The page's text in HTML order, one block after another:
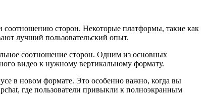
соотношению сторон. Некоторые платформы, такие как
лучший пользовательский опыт.
соотношение сторон. Одним из основных
видео к нужному вертикальному формату.
в новом формате. Это особенно важно, когда вы
где пользователи привыкли к полноэкранным